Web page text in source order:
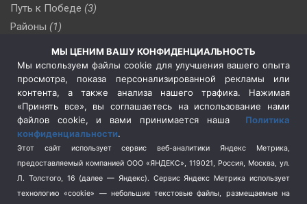
Путь к Победе (3)
Районы (1)
(510)
Сельское хозяйство (3)
Социальная политика
(3)
Спецоперация в Украине
Спецоперация на Украине
(404)
Спорт (740)
Терроризм (1)
Транспорт (262)
МЫ ЦЕНИМ ВАШУ КОНФИДЕНЦИАЛЬНОСТЬ
Мы используем файлы cookie для улучшения вашего опыта
просмотра, показа персонализированной рекламы или
контента, а также анализа нашего трафика. Нажимая
«Принять все», вы соглашаетесь на использование нами
файлов cookie, и вами принимается наша Политика
конфиденциальности.
Этот сайт использует сервис веб-аналитики Яндекс Метрика,
предоставляемый компанией ООО «ЯНДЕКС», 119021, Россия, Москва, ул.
Л. Толстого, 16 (далее — Яндекс). Сервис Яндекс Метрика использует
технологию «cookie» — небольшие текстовые файлы, размещаемые на